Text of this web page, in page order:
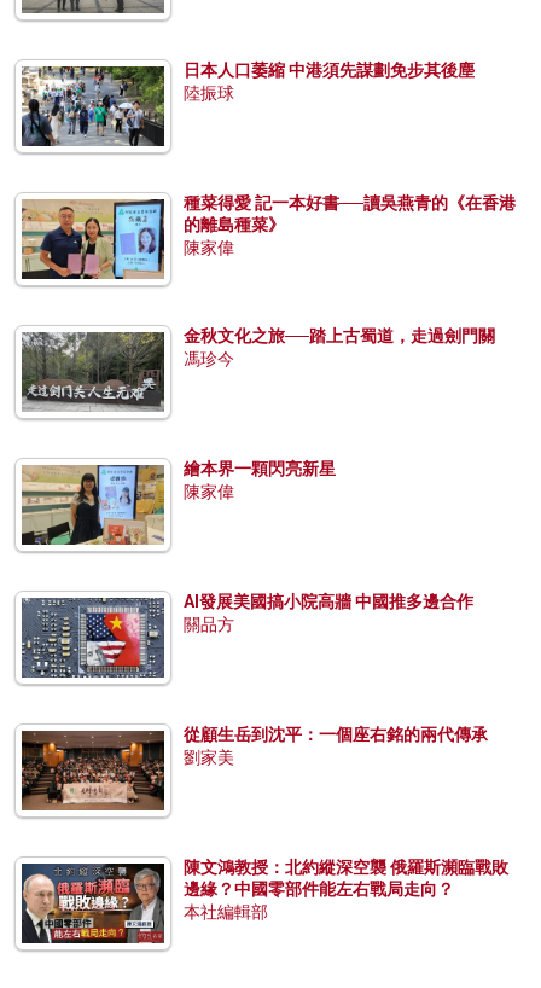
日本人口萎縮 中港須先謀劃免步其後塵
陸振球
種菜得愛 記一本好書──讀吳燕青的《在香港
的離島種菜》
陳家偉
金秋文化之旅──踏上古蜀道，走過劍門關
馮珍今
繪本界一顆閃亮新星
陳家偉
AI發展美國搞小院高牆 中國推多邊合作
關品方
從顧生岳到沈平：一個座右銘的兩代傳承
劉家美
陳文鴻教授：北約縱深空襲 俄羅斯瀕臨戰敗
邊緣？中國零部件能左右戰局走向？
本社編輯部